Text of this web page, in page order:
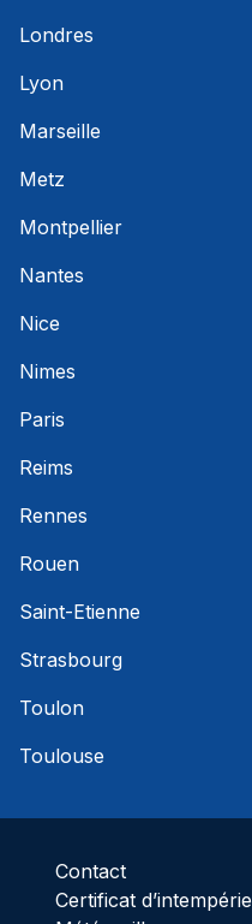
Londres
Lyon
Marseille
Metz
Montpellier
Nantes
Nice
Nimes
Paris
Reims
Rennes
Rouen
Saint-Etienne
Strasbourg
Toulon
Toulouse
Contact
Certificat d’intempérie